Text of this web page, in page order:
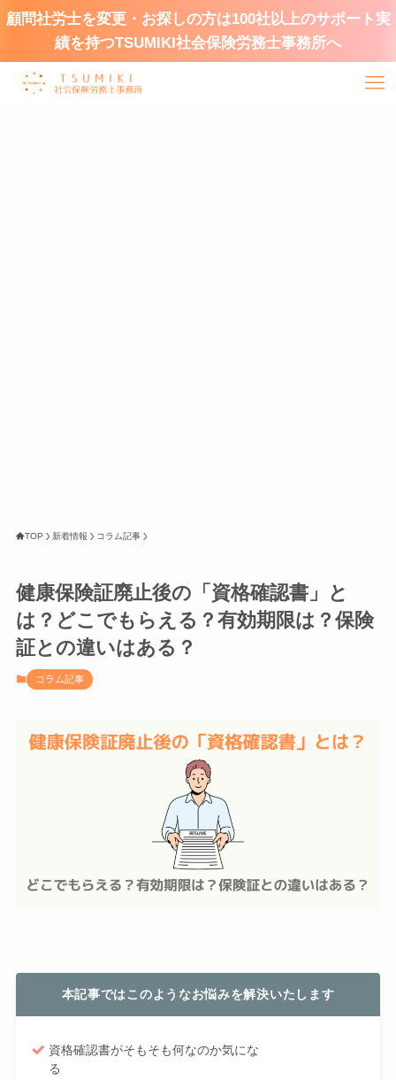
顧問社労士を変更・お探しの方は100社以上のサポート実
績を持つTSUMIKI社会保険労務士事務所へ
TOP 新着情報 コラム記事
健康保険証廃止後の「資格確認書」と
は？どこでもらえる？有効期限は？保険
証との違いはある？
コラム記事
本記事ではこのようなお悩みを解決いたします
資格確認書がそもそも何なのか気にな
る